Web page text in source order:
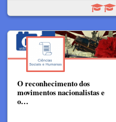
O reconhecimento dos
movimentos nacionalistas e
o…